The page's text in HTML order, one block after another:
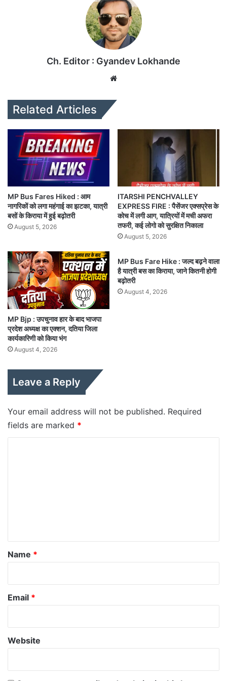
Ch. Editor : Gyandev Lokhande
Related Articles
MP Bus Fares Hiked : आम
नागरिकों को लगा महंगाई का झटका, यात्री
बसों के किराया में हुई बढ़ोतरी
August 5, 2026
ITARSHI PENCHVALLEY
EXPRESS FIRE : पैसेंजर एक्सप्रेस के
कोच में लगी आग, यात्रियों में मची अफरा
तफरी, कई लोगो को सुरक्षित निकाला
August 5, 2026
MP Bjp : उपचुनाव हार के बाद भाजपा
प्रदेश अध्यक्ष का एक्शन, दतिया जिला
कार्यकारिणी को किया भंग
August 4, 2026
MP Bus Fare Hike : जल्द बढ़ने वाला
है यात्री बस का किराया, जाने कितनी होगी
बढ़ोतरी
August 4, 2026
Leave a Reply
Your email address will not be published. Required
fields are marked *
*
Name *
Email *
Website